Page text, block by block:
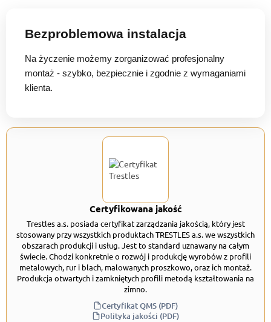
Bezproblemowa instalacja
Na życzenie możemy zorganizować profesjonalny
montaż - szybko, bezpiecznie i zgodnie z wymaganiami
klienta.
Certyfikowana jakość
Trestles a.s. posiada certyfikat zarządzania jakością, który jest
stosowany przy wszystkich produktach TRESTLES a.s. we wszystkich
obszarach produkcji i usług. Jest to standard uznawany na całym
świecie. Chodzi konkretnie o rozwój i produkcję wyrobów z profili
metalowych, rur i blach, malowanych proszkowo, oraz ich montaż.
Produkcja otwartych i zamkniętych profili metodą kształtowania na
zimno.
Certyfikat QMS (PDF)
Polityka jakości (PDF)